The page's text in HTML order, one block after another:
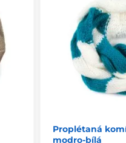
Proplétaná
modro-bílá